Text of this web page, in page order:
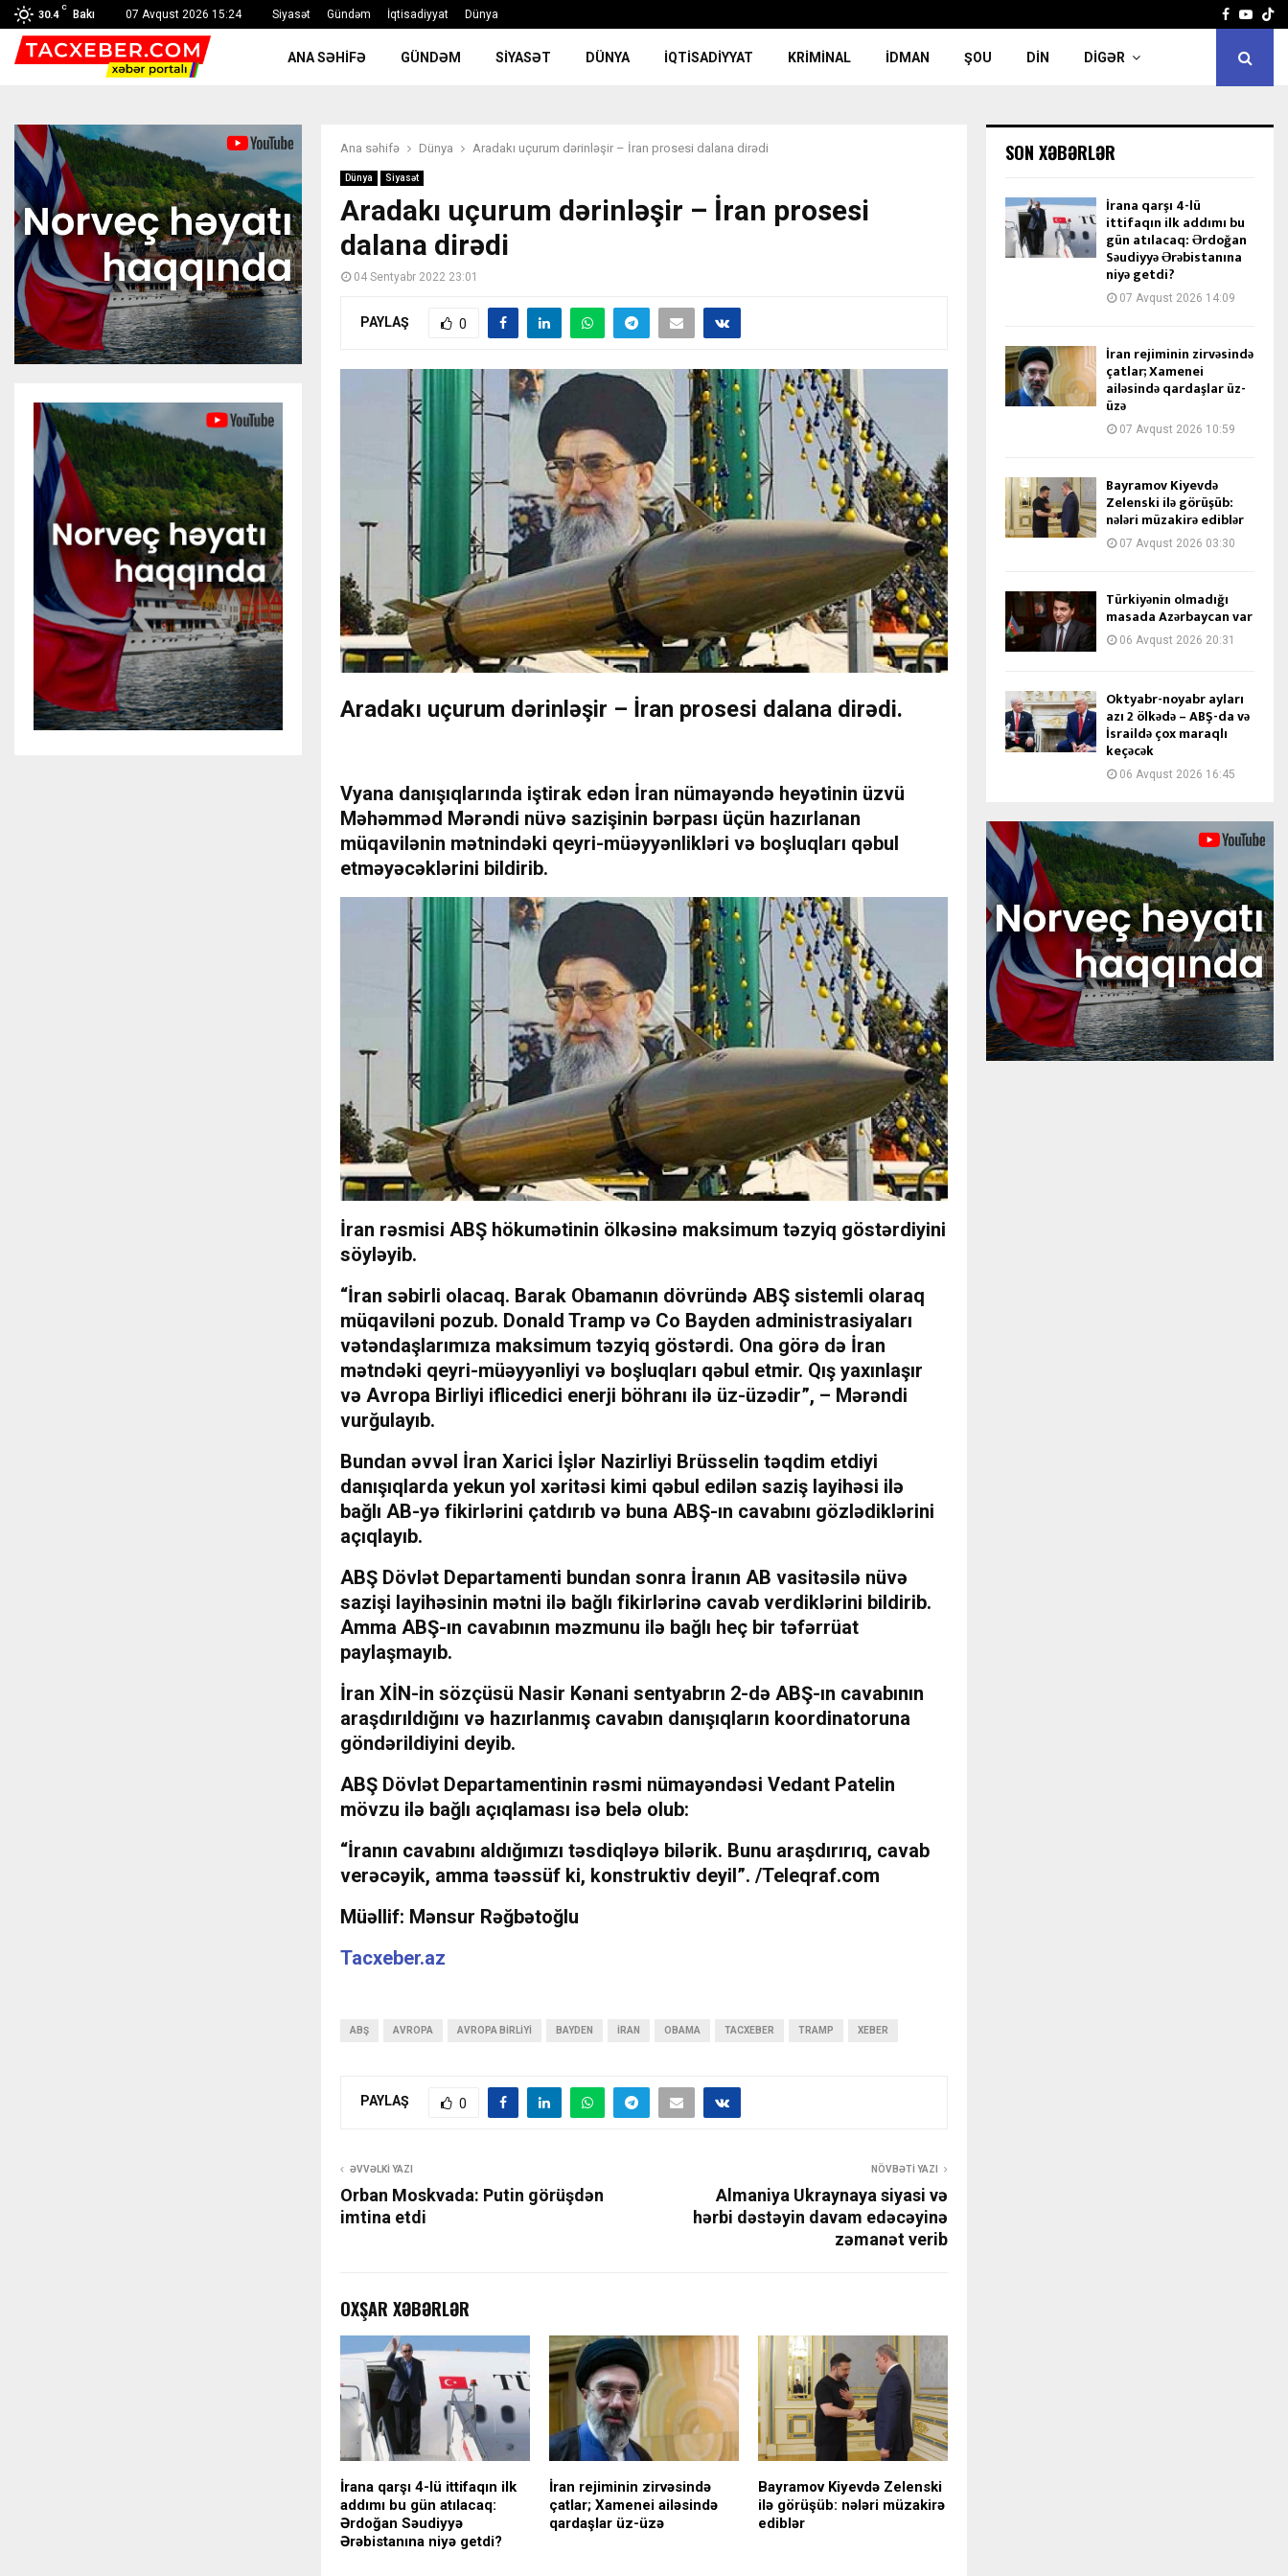
30.4
C
Bakı 07 Avqust 2026 15:24 Siyasət Gündəm İqtisadiyyat Dünya Facebook
ANA SƏHIFƏ GÜNDƏM SIYASƏT DÜNYA İQTISADIYYAT KRIMINAL İDMAN ŞOU DIN DIGƏR
Ana səhifə Dünya Aradakı uçurum dərinləşir – İran prosesi dalana dirədi
Dünya Siyasət
Aradakı uçurum dərinləşir – İran prosesi
dalana dirədi
04 Sentyabr 2022 23:01
PAYLAŞ 0
Aradakı uçurum dərinləşir – İran prosesi dalana dirədi.
Vyana danışıqlarında iştirak edən İran nümayəndə heyətinin üzvü
Məhəmməd Mərəndi nüvə sazişinin bərpası üçün hazırlanan
müqavilənin mətnindəki qeyri-müəyyənlikləri və boşluqları qəbul
etməyəcəklərini bildirib.
İran rəsmisi ABŞ hökumətinin ölkəsinə maksimum təzyiq göstərdiyini
söyləyib.
“İran səbirli olacaq. Barak Obamanın dövründə ABŞ sistemli olaraq
müqaviləni pozub. Donald Tramp və Co Bayden administrasiyaları
vətəndaşlarımıza maksimum təzyiq göstərdi. Ona görə də İran
mətndəki qeyri-müəyyənliyi və boşluqları qəbul etmir. Qış yaxınlaşır
və Avropa Birliyi iflicedici enerji böhranı ilə üz-üzədir”, – Mərəndi
vurğulayıb.
Bundan əvvəl İran Xarici İşlər Nazirliyi Brüsselin təqdim etdiyi
danışıqlarda yekun yol xəritəsi kimi qəbul edilən saziş layihəsi ilə
bağlı AB-yə fikirlərini çatdırıb və buna ABŞ-ın cavabını gözlədiklərini
açıqlayıb.
ABŞ Dövlət Departamenti bundan sonra İranın AB vasitəsilə nüvə
sazişi layihəsinin mətni ilə bağlı fikirlərinə cavab verdiklərini bildirib.
Amma ABŞ-ın cavabının məzmunu ilə bağlı heç bir təfərrüat
paylaşmayıb.
İran XİN-in sözçüsü Nasir Kənani sentyabrın 2-də ABŞ-ın cavabının
araşdırıldığını və hazırlanmış cavabın danışıqların koordinatoruna
göndərildiyini deyib.
ABŞ Dövlət Departamentinin rəsmi nümayəndəsi Vedant Patelin
mövzu ilə bağlı açıqlaması isə belə olub:
“İranın cavabını aldığımızı təsdiqləyə bilərik. Bunu araşdırırıq, cavab
verəcəyik, amma təəssüf ki, konstruktiv deyil”. /Teleqraf.com
Müəllif: Mənsur Rəğbətoğlu
Tacxeber.az
ABŞ AVROPA AVROPA BIRLIYI BAYDEN İRAN OBAMA TACXEBER TRAMP XEBER
PAYLAŞ 0
ƏVVƏLKI YAZI
Orban Moskvada: Putin görüşdən
imtina etdi
NÖVBƏTI YAZI
Almaniya Ukraynaya siyasi və
hərbi dəstəyin davam edəcəyinə
zəmanət verib
OXŞAR XƏBƏRLƏR
İrana qarşı 4-lü ittifaqın ilk
addımı bu gün atılacaq:
Ərdoğan Səudiyyə
Ərəbistanına niyə getdi?
İran rejiminin zirvəsində
çatlar; Xamenei ailəsində
qardaşlar üz-üzə
Bayramov Kiyevdə Zelenski
ilə görüşüb: nələri müzakirə
ediblər
SON XƏBƏRLƏR
İrana qarşı 4-lü
ittifaqın ilk addımı bu
gün atılacaq: Ərdoğan
Səudiyyə Ərəbistanına
niyə getdi?
07 Avqust 2026 14:09
İran rejiminin zirvəsində
çatlar; Xamenei
ailəsində qardaşlar üz-
üzə
07 Avqust 2026 10:59
Bayramov Kiyevdə
Zelenski ilə görüşüb:
nələri müzakirə ediblər
07 Avqust 2026 03:30
Türkiyənin olmadığı
masada Azərbaycan var
06 Avqust 2026 20:31
Oktyabr-noyabr ayları
azı 2 ölkədə – ABŞ-da və
İsraildə çox maraqlı
keçəcək
06 Avqust 2026 16:45